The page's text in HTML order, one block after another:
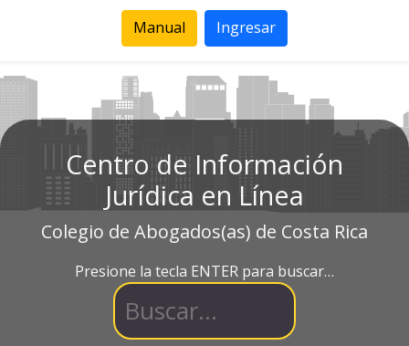
Manual Ingresar
Centro de Información
Jurídica en Línea
Colegio de Abogados(as) de Costa Rica
Presione la tecla ENTER para buscar…